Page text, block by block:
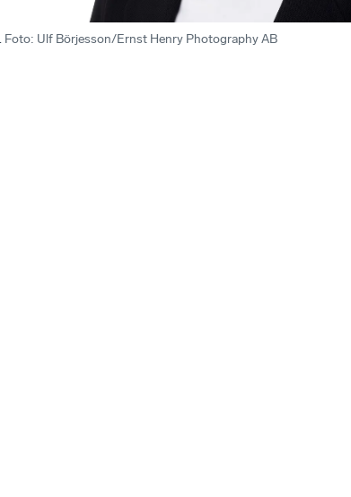
Foto: Ulf Börjesson/Ernst Henry Photography AB